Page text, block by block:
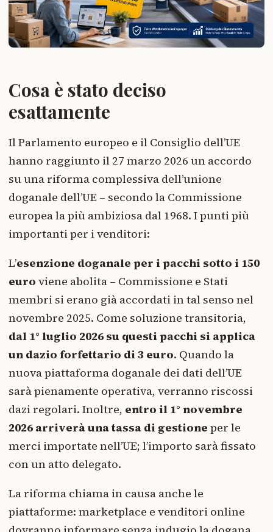
Cosa è stato deciso
esattamente
Il Parlamento europeo e il Consiglio dell’UE
hanno raggiunto il 27 marzo 2026 un accordo
su una riforma complessiva dell’unione
doganale dell’UE – secondo la Commissione
europea la più ambiziosa dal 1968. I punti più
importanti per i venditori:
L’esenzione doganale per i pacchi sotto i 150
euro viene abolita – Commissione e Stati
membri si erano già accordati in tal senso nel
novembre 2025. Come soluzione transitoria,
dal 1° luglio 2026 su questi pacchi si applica
un dazio forfettario di 3 euro. Quando la
nuova piattaforma doganale dei dati dell’UE
sarà pienamente operativa, verranno riscossi
dazi regolari. Inoltre, entro il 1° novembre
2026 arriverà una tassa di gestione per le
merci importate nell’UE; l’importo sarà fissato
con un atto delegato.
La riforma chiama in causa anche le
piattaforme: marketplace e venditori online